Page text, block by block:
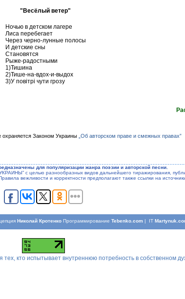
"Весёлый ветер"
Ночью в детском лагере
Лиса перебегает
Через черно-лунные полосы
И детские сны
Становятся
Рыже-радостными
1)Тишина
2)Тише-на-вдох-и-выдох
3)У повітрі чути грозу
Законом Украины „Об авторском праве и смежных правах”
для популяризации жанра поэзии и авторской песни.
с целью разнообразных видов дальнейшего тиражирования,
вежливости и корректности предполагают также ссылки на
Николай Кротенко ПрограммированиеTebenko.com | IT
кто испытывает внутреннюю потребность в собственном